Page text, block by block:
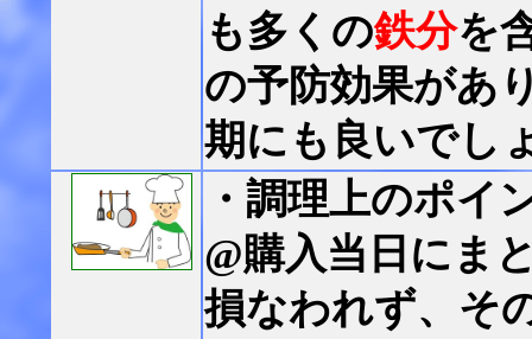
も多くの鉄分を
の予防効果があ
期にも良いでし
・調理上のポイ
@購入当日にま
損なわれず、そ